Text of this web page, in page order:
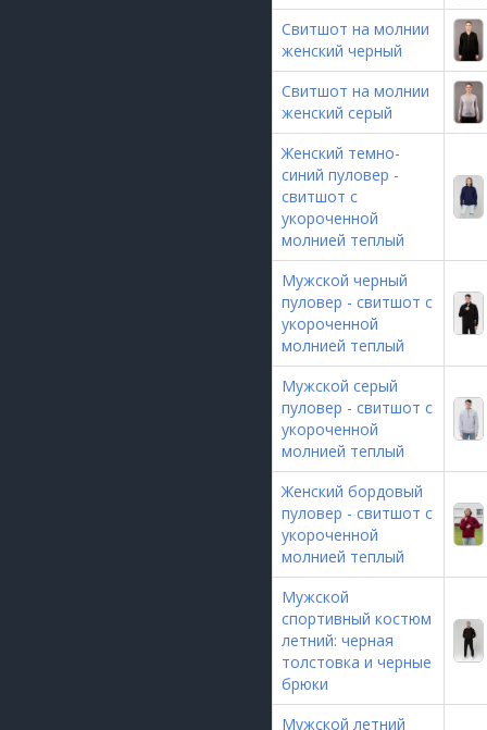
Свитшот на молнии
женский черный
Свитшот на молнии
женский серый
Женский темно-
синий пуловер -
свитшот с
укороченной
молнией теплый
Мужской черный
пуловер - свитшот с
укороченной
молнией теплый
Мужской серый
пуловер - свитшот с
укороченной
молнией теплый
Женский бордовый
пуловер - свитшот с
укороченной
молнией теплый
Мужской
спортивный костюм
летний: черная
толстовка и черные
брюки
Мужской летний